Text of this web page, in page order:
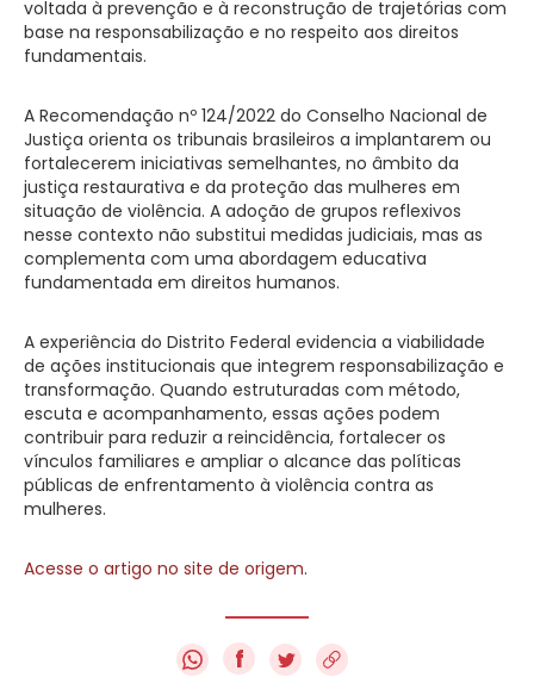
voltada à prevenção e à reconstrução de trajetórias com
base na responsabilização e no respeito aos direitos
fundamentais.
A Recomendação nº 124/2022 do Conselho Nacional de
Justiça orienta os tribunais brasileiros a implantarem ou
fortalecerem iniciativas semelhantes, no âmbito da
justiça restaurativa e da proteção das mulheres em
situação de violência. A adoção de grupos reflexivos
nesse contexto não substitui medidas judiciais, mas as
complementa com uma abordagem educativa
fundamentada em direitos humanos.
A experiência do Distrito Federal evidencia a viabilidade
de ações institucionais que integrem responsabilização e
transformação. Quando estruturadas com método,
escuta e acompanhamento, essas ações podem
contribuir para reduzir a reincidência, fortalecer os
vínculos familiares e ampliar o alcance das políticas
públicas de enfrentamento à violência contra as
mulheres.
Acesse o artigo no site de origem.
f